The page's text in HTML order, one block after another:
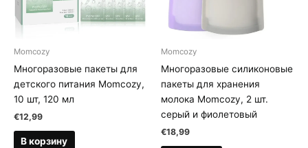
Momcozy
Многоразовые пакеты для
детского питания Momcozy,
10 шт, 120 мл
€12,99
В корзину
Momcozy
Многоразовые силиконовые
пакеты для хранения
молока Momcozy, 2 шт.
серый и фиолетовый
€18,99